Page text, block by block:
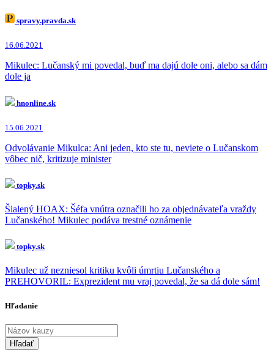
spravy.pravda.sk
16.06.2021
Mikulec: Lučanský mi povedal, buď ma dajú dole oni, alebo sa dám
dole ja
hnonline.sk
15.06.2021
Odvolávanie Mikulca: Ani jeden, kto ste tu, neviete o Lučanskom
vôbec nič, kritizuje minister
topky.sk
Šialený HOAX: Šéfa vnútra označili ho za objednávateľa vraždy
Lučanského! Mikulec podáva trestné oznámenie
topky.sk
Mikulec už nezniesol kritiku kvôli úmrtiu Lučanského a
PREHOVORIL: Exprezident mu vraj povedal, že sa dá dole sám!
Hľadanie